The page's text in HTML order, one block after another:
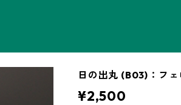
日の出丸 (B03)：フ
¥2,500